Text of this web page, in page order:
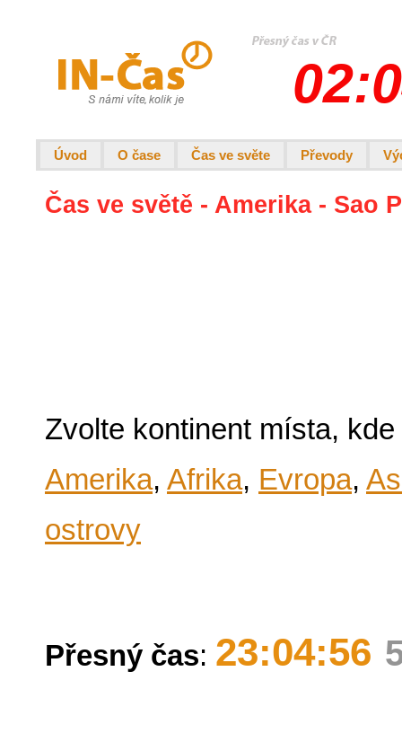
Úvod O čase Čas ve světe Převody
Čas ve světě - Amerika - Sao
Zvolte kontinent místa,
Amerika, Afrika, Evropa,
ostrovy
Přesný čas: 23:04:56